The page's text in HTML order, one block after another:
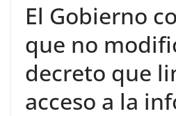
El Gobierno
que no
decreto que
acceso a la